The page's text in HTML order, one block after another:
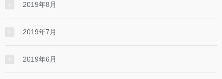
2019年8月
2019年7月
2019年6月